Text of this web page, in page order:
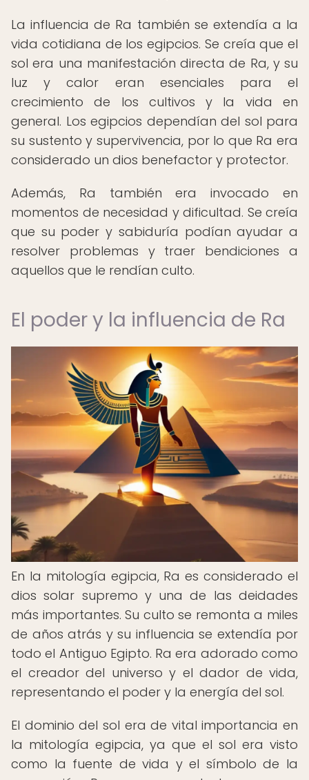
La influencia de Ra también se extendía a la
vida cotidiana de los egipcios. Se creía que el
sol era una manifestación directa de Ra, y su
luz y calor eran esenciales para el
crecimiento de los cultivos y la vida en
general. Los egipcios dependían del sol para
su sustento y supervivencia, por lo que Ra era
considerado un dios benefactor y protector.
Además, Ra también era invocado en
momentos de necesidad y dificultad. Se creía
que su poder y sabiduría podían ayudar a
resolver problemas y traer bendiciones a
aquellos que le rendían culto.
El poder y la influencia de Ra
En la mitología egipcia, Ra es considerado el
dios solar supremo y una de las deidades
más importantes. Su culto se remonta a miles
de años atrás y su influencia se extendía por
todo el Antiguo Egipto. Ra era adorado como
el creador del universo y el dador de vida,
representando el poder y la energía del sol.
El dominio del sol era de vital importancia en
la mitología egipcia, ya que el sol era visto
como la fuente de vida y el símbolo de la